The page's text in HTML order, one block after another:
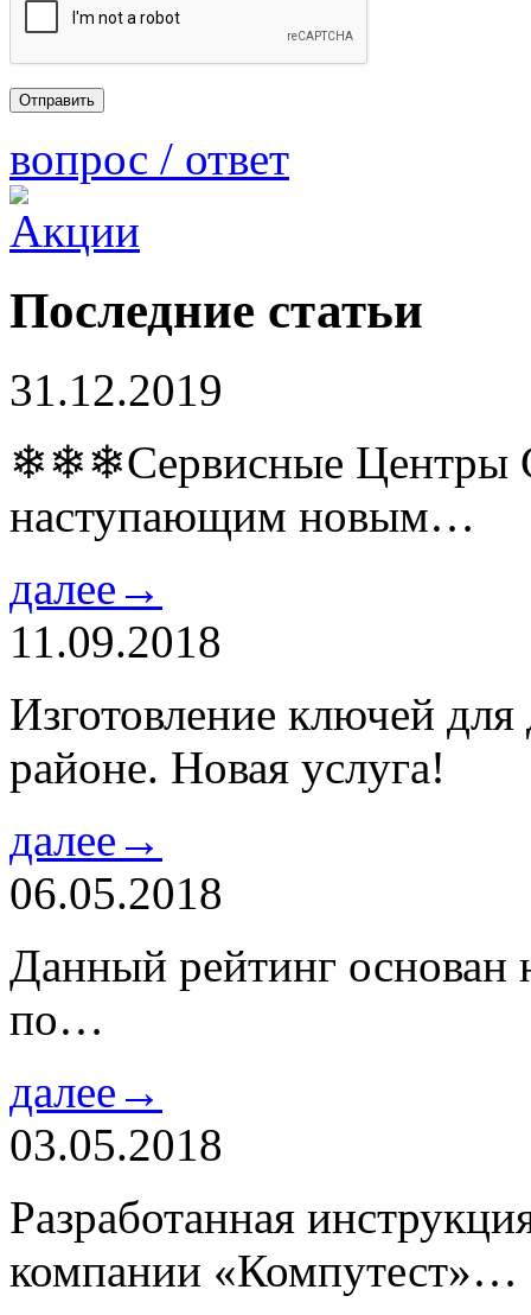
вопрос / ответ
Последние статьи
31.12.2019
❄❄❄Сервисные Центры
наступающим новым…
далее→
11.09.2018
Изготовление ключей
районе. Новая услуга!
далее→
06.05.2018
Данный рейтинг основан
по…
далее→
03.05.2018
Разработанная
компании «Компутест»…